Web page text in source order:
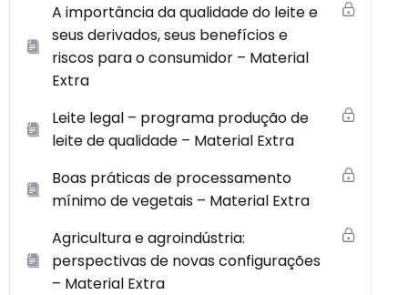
A importância da qualidade do leite e
seus derivados, seus benefícios e
riscos para o consumidor – Material
Extra
Leite legal – programa produção de
leite de qualidade – Material Extra
Boas práticas de processamento
mínimo de vegetais – Material Extra
Agricultura e agroindústria:
perspectivas de novas configurações
– Material Extra